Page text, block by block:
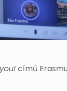
című